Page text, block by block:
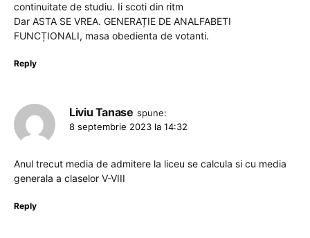
continuitate de studiu. Ii scoti din ritm
Dar ASTA SE VREA. GENERAȚIE DE ANALFABETI
FUNCȚIONALI, masa obedienta de votanti.
Reply
Liviu Tanase spune:
8 septembrie 2023 la 14:32
Anul trecut media de admitere la liceu se calcula si cu media
generala a claselor V-VIII
Reply